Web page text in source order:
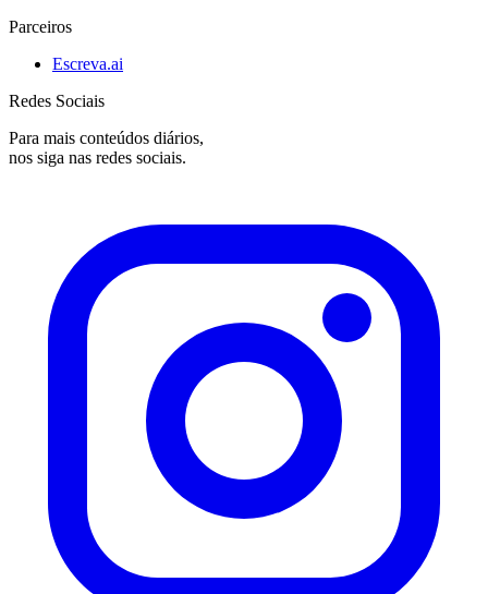
Parceiros
Escreva.ai
Redes Sociais
Para mais conteúdos diários,
nos siga nas redes sociais.